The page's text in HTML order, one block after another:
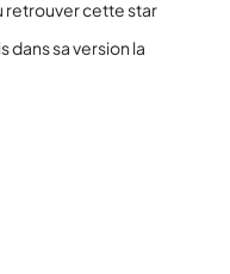
retrouver cette star
dans sa version la